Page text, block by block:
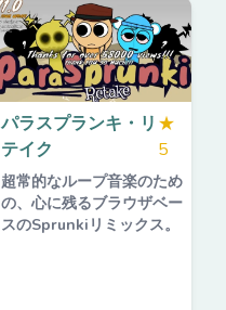
パラスプランキ・リ
テイク
★
5
超常的なループ音楽のため
の、心に残るブラウザベー
スのSprunkiリミックス。